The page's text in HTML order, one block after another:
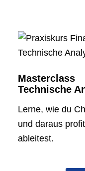
Masterclass
Technische
Lerne, wie du
und daraus
ableitest.